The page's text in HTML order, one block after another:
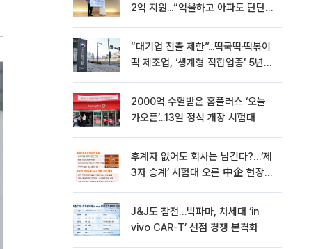
2억 지원...“억울하고 아파도 단단해
“대기업 진출 제한”...떡국떡·떡볶이
떡 제조업, ‘생계형 적합업종’ 5년
2000억 수혈받은 홈플러스 ‘오늘
가오픈’...13일 정식 개장 시험대
후계자 없어도 회사는 남긴다?…‘제
3자 승계’ 시험대 오른 中企 현장
J&J도 참전…빅파마, 차세대 ‘in
vivo CAR-T’ 선점 경쟁 본격화